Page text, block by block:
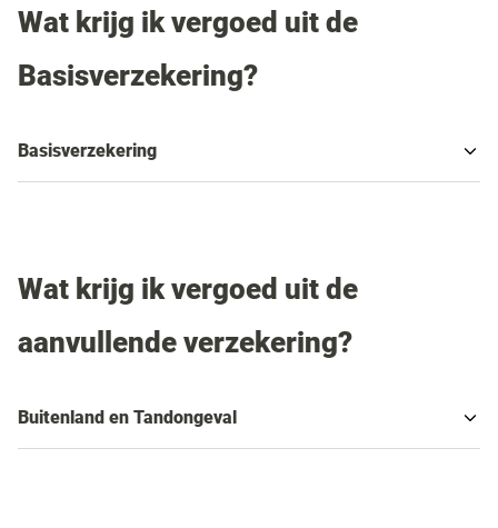
Wat krijg ik vergoed uit de
Basisverzekering?
Basisverzekering
Wat krijg ik vergoed uit de
aanvullende verzekering?
Buitenland en Tandongeval